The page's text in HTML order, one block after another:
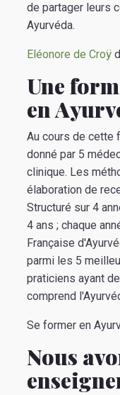
de partager leurs
Ayurvéda.
Eléonore de Croÿ
Une
en
Au cours de cette
donné par 5
clinique. Les
élaboration de
Structuré sur 4
4 ans ; chaque
Française
parmi les 5
praticiens ayant
comprend
Se former en
Nous